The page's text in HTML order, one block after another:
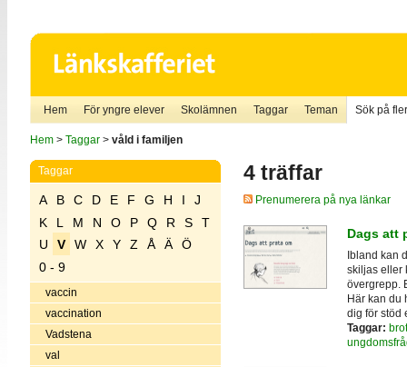
Hem För yngre elever Skolämnen Taggar Teman Sök på
Hem> Taggar> våld i familjen
Taggar
A B C D E F G H I
J
K
L M N O P Q R S
T
U
V W X Y Z Å Ä
Ö
0 - 9
vaccin
vaccination
Vadstena
val
4 träffar
Prenumerera på nya länkar
Dags att
Ibland kan
skiljas eller
övergrepp.
Här kan du
dig för stöd
Taggar: